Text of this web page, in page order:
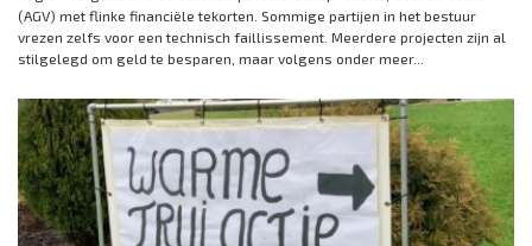
(AGV) met flinke financiële tekorten. Sommige partijen in het bestuur
vrezen zelfs voor een technisch faillissement. Meerdere projecten zijn al
stilgelegd om geld te besparen, maar volgens onder meer...